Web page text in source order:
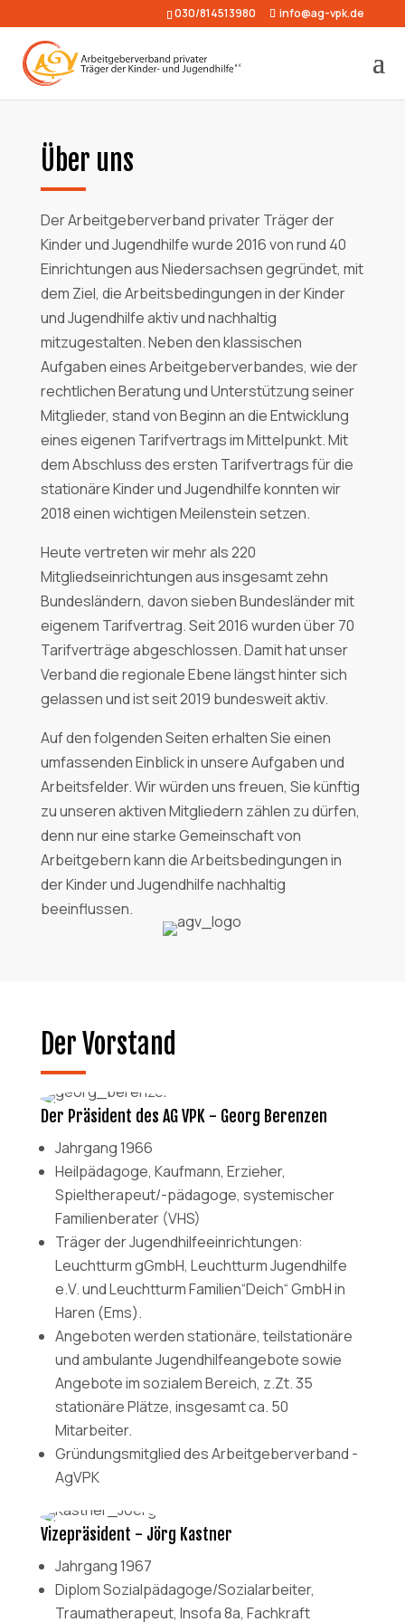
030/814513980 info@ag-vpk.de
Über uns
Der Arbeitgeberverband privater Träger der
Kinder und Jugendhilfe wurde 2016 von rund 40
Einrichtungen aus Niedersachsen gegründet, mit
dem Ziel, die Arbeitsbedingungen in der Kinder
und Jugendhilfe aktiv und nachhaltig
mitzugestalten. Neben den klassischen
Aufgaben eines Arbeitgeberverbandes, wie der
rechtlichen Beratung und Unterstützung seiner
Mitglieder, stand von Beginn an die Entwicklung
eines eigenen Tarifvertrags im Mittelpunkt. Mit
dem Abschluss des ersten Tarifvertrags für die
stationäre Kinder und Jugendhilfe konnten wir
2018 einen wichtigen Meilenstein setzen.
Heute vertreten wir mehr als 220
Mitgliedseinrichtungen aus insgesamt zehn
Bundesländern, davon sieben Bundesländer mit
eigenem Tarifvertrag. Seit 2016 wurden über 70
Tarifverträge abgeschlossen. Damit hat unser
Verband die regionale Ebene längst hinter sich
gelassen und ist seit 2019 bundesweit aktiv.
Auf den folgenden Seiten erhalten Sie einen
umfassenden Einblick in unsere Aufgaben und
Arbeitsfelder. Wir würden uns freuen, Sie künftig
zu unseren aktiven Mitgliedern zählen zu dürfen,
denn nur eine starke Gemeinschaft von
Arbeitgebern kann die Arbeitsbedingungen in
der Kinder und Jugendhilfe nachhaltig
beeinflussen.
Der Vorstand
Der Präsident des AG VPK - Georg Berenzen
Jahrgang 1966
Heilpädagoge, Kaufmann, Erzieher,
Spieltherapeut/-pädagoge, systemischer
Familienberater (VHS)
Träger der Jugendhilfeeinrichtungen:
Leuchtturm gGmbH, Leuchtturm Jugendhilfe
e.V. und Leuchtturm Familien“Deich“ GmbH in
Haren (Ems).
Angeboten werden stationäre, teilstationäre
und ambulante Jugendhilfeangebote sowie
Angebote im sozialem Bereich, z.Zt. 35
stationäre Plätze, insgesamt ca. 50
Mitarbeiter.
Gründungsmitglied des Arbeitgeberverband -
AgVPK
Vizepräsident - Jörg Kastner
Jahrgang 1967
Diplom Sozialpädagoge/Sozialarbeiter,
Traumatherapeut, Insofa 8a, Fachkraft